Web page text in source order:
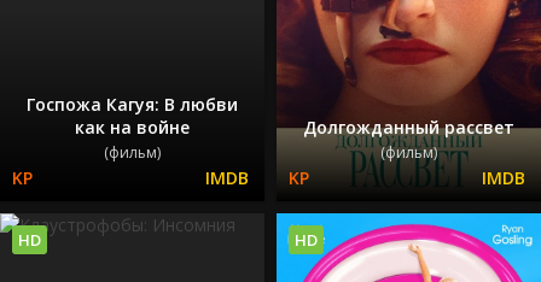
Госпожа Кагуя: В любви
как на войне
(фильм)
Долгожданный рассвет
(фильм)
HD HD